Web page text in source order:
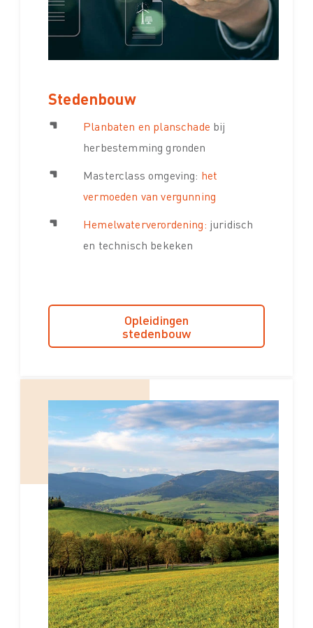
Stedenbouw
Planbaten en planschade bij
herbestemming gronden
Masterclass omgeving: het
vermoeden van vergunning
Hemelwaterverordening: juridisch
en technisch bekeken
Opleidingen
stedenbouw